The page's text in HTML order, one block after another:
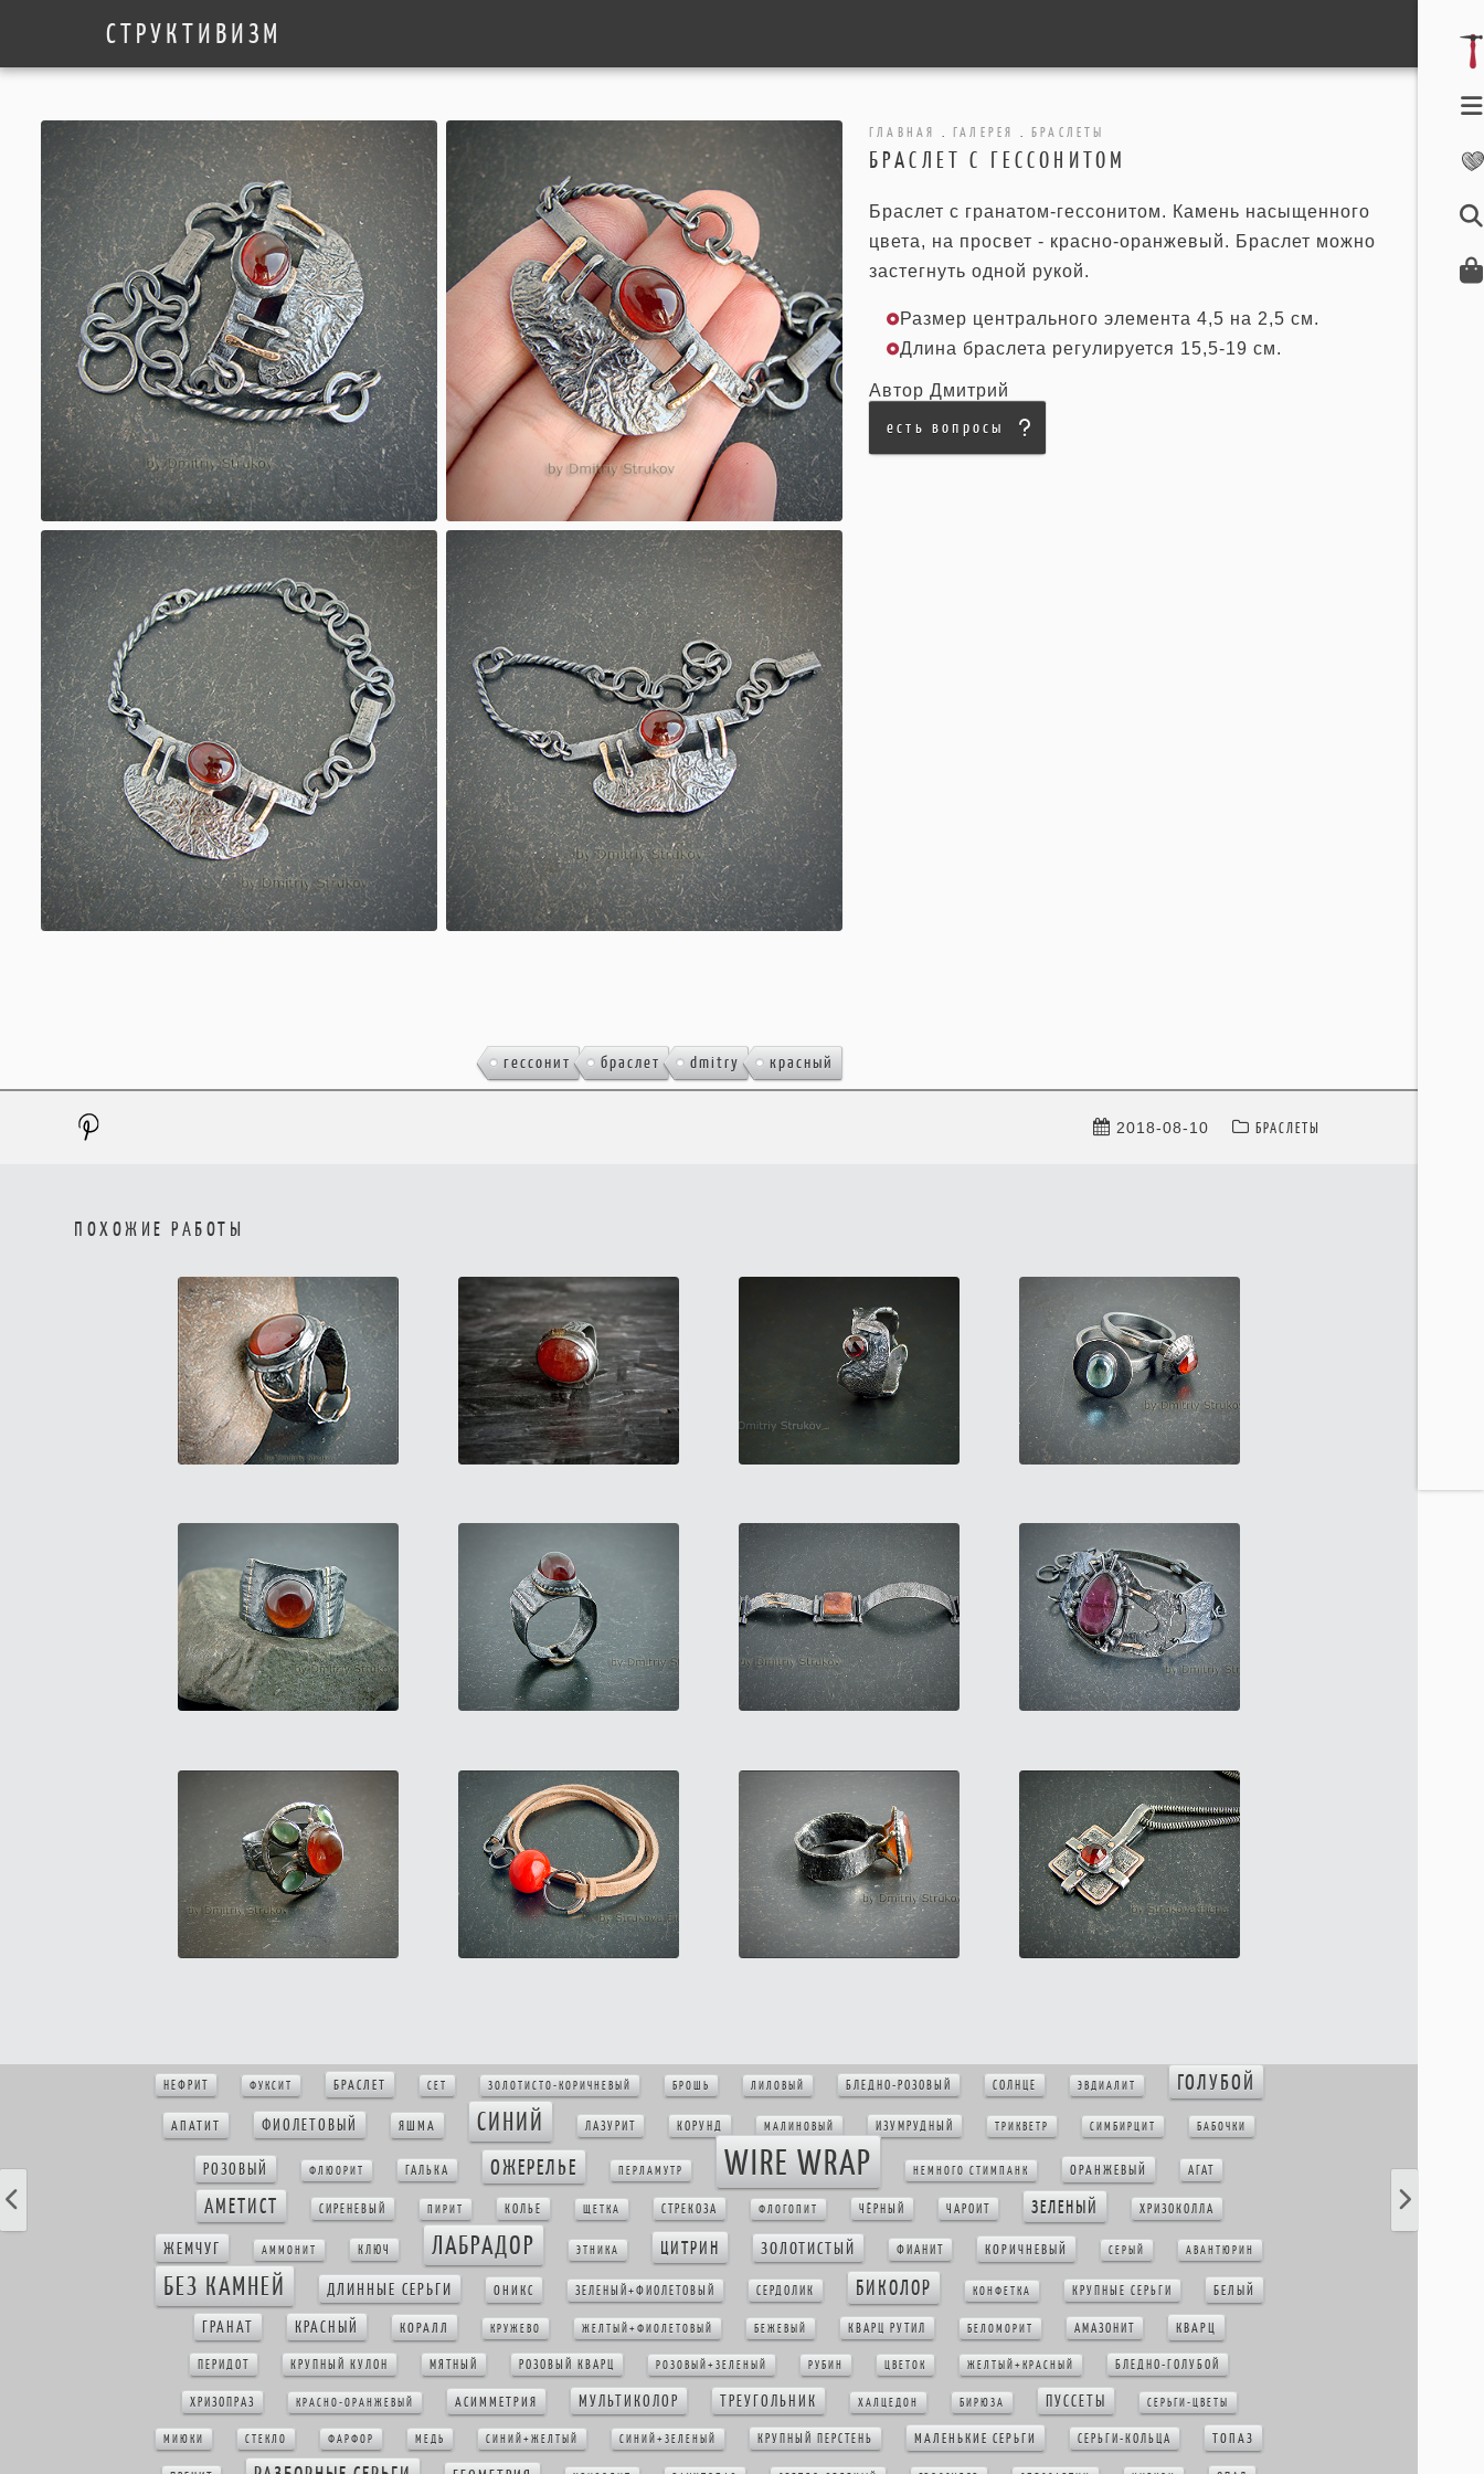
СТРУКТИВИЗМ
ГЛАВНАЯ . ГАЛЕРЕЯ . БРАСЛЕТЫ
БРАСЛЕТ С ГЕССОНИТОМ
Браслет с гранатом-гессонитом. Камень насыщенного
цвета, на просвет - красно-оранжевый. Браслет можно
застегнуть одной рукой.
Размер центрального элемента 4,5 на 2,5 см.
Длина браслета регулируется 15,5-19 см.
Автор Дмитрий
есть вопросы
гессонит , браслет , dmitry , красный
2018-08-10 БРАСЛЕТЫ
ПОХОЖИЕ РАБОТЫ
НЕФРИТ ФУКСИТ БРАСЛЕТ СЕТ ЗОЛОТИСТО-КОРИЧНЕВЫЙ БРОШЬ ЛИЛОВЫЙ БЛЕДНО-РОЗОВЫЙ СОЛНЦЕ ЭВДИАЛИТ ГОЛУБОЙ
АПАТИТ ФИОЛЕТОВЫЙ ЯШМА СИНИЙ ЛАЗУРИТ КОРУНД МАЛИНОВЫЙ ИЗУМРУДНЫЙ ТРИКВЕТР СИМБИРЦИТ БАБОЧКИ
РОЗОВЫЙ ФЛЮОРИТ ГАЛЬКА ОЖЕРЕЛЬЕ ПЕРЛАМУТР WIRE WRAP НЕМНОГО СТИМПАНК ОРАНЖЕВЫЙ АГАТ
АМЕТИСТ СИРЕНЕВЫЙ ПИРИТ КОЛЬЕ ЩЕТКА СТРЕКОЗА ФЛОГОПИТ ЧЁРНЫЙ ЧАРОИТ ЗЕЛЕНЫЙ ХРИЗОКОЛЛА
ЖЕМЧУГ АММОНИТ КЛЮЧ ЛАБРАДОР ЭТНИКА ЦИТРИН ЗОЛОТИСТЫЙ ФИАНИТ КОРИЧНЕВЫЙ СЕРЫЙ АВАНТЮРИН
БЕЗ КАМНЕЙ ДЛИННЫЕ СЕРЬГИ ОНИКС ЗЕЛЕНЫЙ+ФИОЛЕТОВЫЙ СЕРДОЛИК БИКОЛОР КОНФЕТКА КРУПНЫЕ СЕРЬГИ БЕЛЫЙ
ГРАНАТ КРАСНЫЙ КОРАЛЛ КРУЖЕВО ЖЕЛТЫЙ+ФИОЛЕТОВЫЙ БЕЖЕВЫЙ КВАРЦ РУТИЛ БЕЛОМОРИТ АМАЗОНИТ КВАРЦ
ПЕРИДОТ КРУПНЫЙ КУЛОН МЯТНЫЙ РОЗОВЫЙ КВАРЦ РОЗОВЫЙ+ЗЕЛЕНЫЙ РУБИН ЦВЕТОК ЖЕЛТЫЙ+КРАСНЫЙ БЛЕДНО-ГОЛУБОЙ
ХРИЗОПРАЗ КРАСНО-ОРАНЖЕВЫЙ АСИММЕТРИЯ МУЛЬТИКОЛОР ТРЕУГОЛЬНИК ХАЛЦЕДОН БИРЮЗА ПУССЕТЫ СЕРЬГИ-ЦВЕТЫ
МИЮКИ СТЕКЛО ФАРФОР МЕДЬ СИНИЙ+ЖЕЛТЫЙ СИНИЙ+ЗЕЛЕНЫЙ КРУПНЫЙ ПЕРСТЕНЬ МАЛЕНЬКИЕ СЕРЬГИ СЕРЬГИ-КОЛЬЦА ТОПАЗ